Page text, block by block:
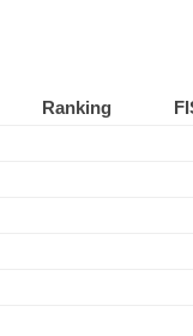
Ranking